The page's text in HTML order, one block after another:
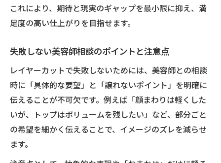
これにより、期待と現実のギャップを最小限に抑え、満
足度の高い仕上がりを目指せます。
失敗しない美容師相談のポイントと注意点
レイヤーカットで失敗しないためには、美容師との相談
時に「具体的な要望」と「譲れないポイント」を明確に
伝えることが不可欠です。例えば「顔まわりは軽くした
いが、トップはボリュームを残したい」など、部分ごと
の希望を細かく伝えることで、イメージのズレを減らせ
ます。